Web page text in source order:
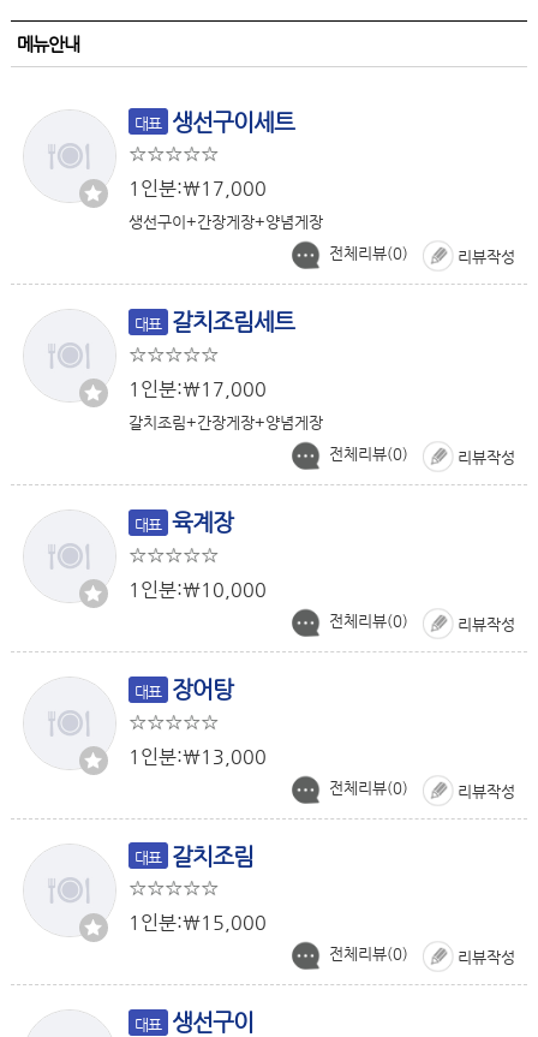
메뉴안내
대표 생선구이세트
1인분:￦17,000
생선구이+간장게장+양념게장
리뷰작성
전체리뷰(0)
대표 갈치조림세트
1인분:￦17,000
갈치조림+간장게장+양념게장
리뷰작성
전체리뷰(0)
대표 육계장
1인분:￦10,000
리뷰작성
전체리뷰(0)
대표 장어탕
1인분:￦13,000
리뷰작성
전체리뷰(0)
대표 갈치조림
1인분:￦15,000
리뷰작성
전체리뷰(0)
대표 생선구이